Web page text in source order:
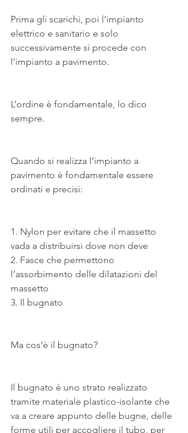
Prima gli scarichi, poi l’impianto
elettrico e sanitario e solo
successivamente si procede con
l’impianto a pavimento.
L’ordine è fondamentale, lo dico
sempre.
Quando si realizza l’impianto a
pavimento è fondamentale essere
ordinati e precisi:
1. Nylon per evitare che il massetto
vada a distribuirsi dove non deve
2. Fasce che permettono
l’assorbimento delle dilatazioni del
massetto
3. Il bugnato
Ma cos’è il bugnato?
Il bugnato è uno strato realizzato
tramite materiale plastico-isolante che
va a creare appunto delle bugne, delle
forme utili per accogliere il tubo, per